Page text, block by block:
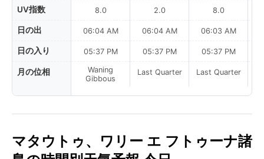
UV指数
日の出
日の入り
月の位相
8.0
06:04 AM
05:37 PM
Waning
Gibbous
2.0
06:04 AM
05:37 PM
Last Quarter
8.0
06:03 AM
05:37 PM
Last Quarter
マタウトゥ、ワリー エ フトゥーナ諸